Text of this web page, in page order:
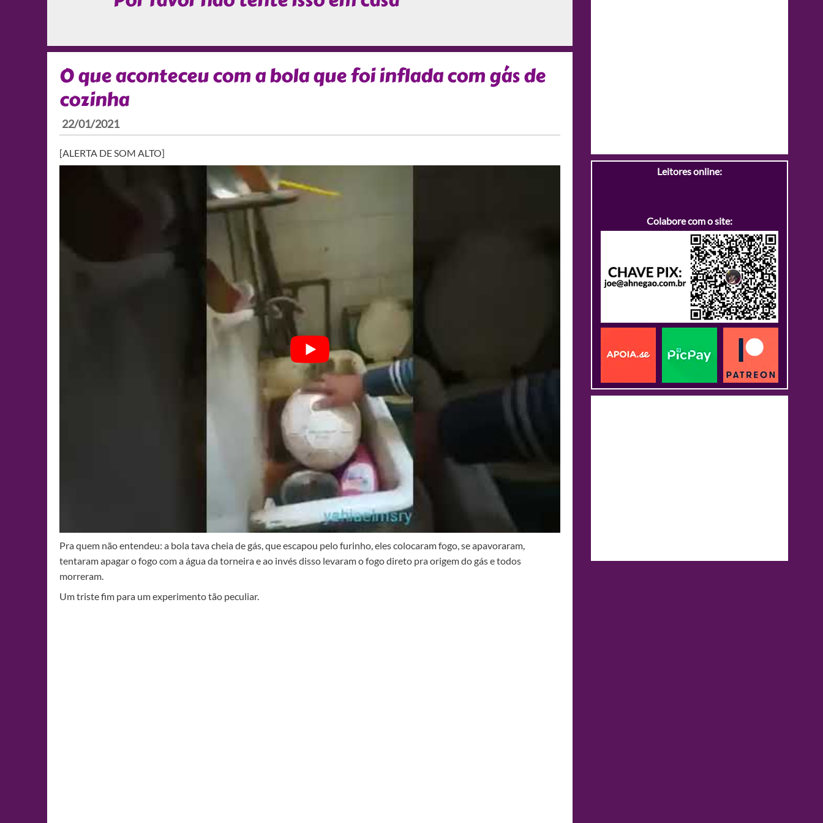
O que aconteceu com a bola que foi inflada com gás de
cozinha
22/01/2021
[ALERTA DE SOM ALTO]
Pra quem não entendeu: a bola tava cheia de gás, que escapou pelo furinho, eles colocaram fogo, se apavoraram,
tentaram apagar o fogo com a água da torneira e ao invés disso levaram o fogo direto pra origem do gás e todos
morreram.
Um triste fim para um experimento tão peculiar.
Leitores online:
Colabore com o site: